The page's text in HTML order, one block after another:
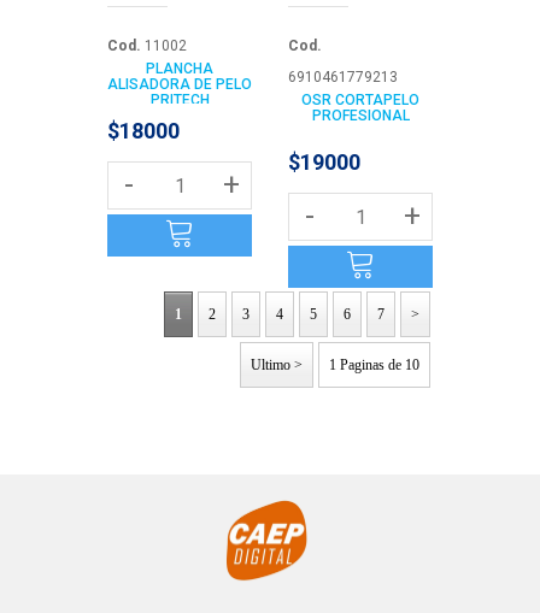
Cod. 11002
PLANCHA
ALISADORA DE PELO
PRITECH
$18000
- +
Cod.
6910461779213
OSR CORTAPELO
PROFESIONAL
$19000
- +
1 2 3 4 5 6 7 >
Ultimo > 1 Paginas de 10